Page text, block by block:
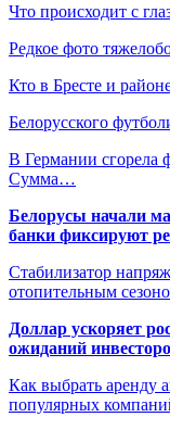
Что происходит с
Редкое фото
Кто в Бресте и
Белорусского
В Германии сгорела
Сумма…
Белорусы начали
банки фиксируют
Стабилизатор
отопительным
Доллар ускоряет
ожиданий
Как выбрать аренду
популярных